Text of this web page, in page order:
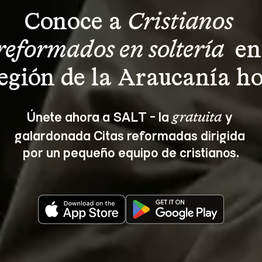
Conoce a Cristianos
en soltería
de la Araucanía
Únete ahora a SALT - la gratuita y
galardonada Citas reformadas dirigida
por un pequeño equipo de cristianos.